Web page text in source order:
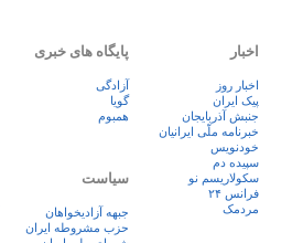
اخبار
اخبار روز
پيک ايران
جنبش آذربایجان
خبرنامه ملّی ایرانیان
خودنویس
سپیده دم
سکولاریسم نو
فرانس ۲۴
مردمک
پایگاه های خبری
آزادگی
گویا
همبوم
سیاست
جبهه آزادیخواهان
حزب مشروطه ایران